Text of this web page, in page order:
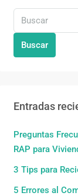
Buscar
Entradas
Preguntas
RAP para
3 Tips para
5 Errores al